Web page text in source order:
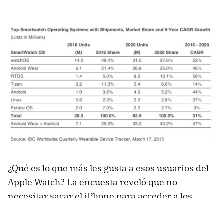
¿Qué es lo que más les gusta a esos usuarios del
Apple Watch? La encuesta reveló que no